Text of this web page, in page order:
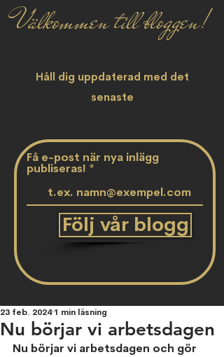
Välkommen till bloggen!
Håll dig uppdaterad med det
senaste
Få e-post när nya inlägg
publiseras!
Följ vår blogg
Nu börjar vi arbetsdagen
23 feb. 2024 1 min läsning
Nu börjar vi arbetsdagen och gör